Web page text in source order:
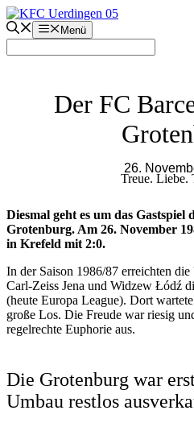
Zum
Inhalt
springen
Menü
Der FC
26.
Treue. Liebe.
Diesmal geht es um das Gastspiel
Grotenburg. Am 26. November
in Krefeld mit 2:0.
In der Saison 1986/87 erreichten
Carl-Zeiss Jena und Widzew Łódź
(heute Europa League). Dort
große Los. Die Freude war riesig
regelrechte Euphorie aus.
Die Grotenburg war
Umbau restlos